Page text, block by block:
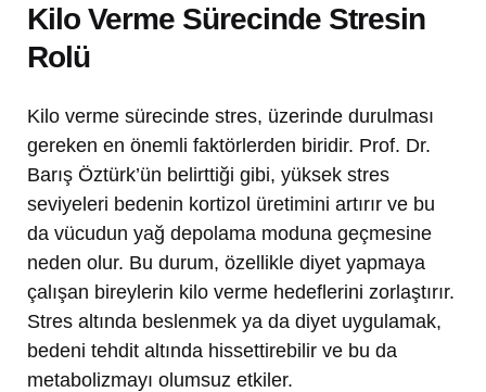
Kilo Verme Sürecinde Stresin
Rolü
Kilo verme sürecinde stres, üzerinde durulması
gereken en önemli faktörlerden biridir. Prof. Dr.
Barış Öztürk’ün belirttiği gibi, yüksek stres
seviyeleri bedenin kortizol üretimini artırır ve bu
da vücudun yağ depolama moduna geçmesine
neden olur. Bu durum, özellikle diyet yapmaya
çalışan bireylerin kilo verme hedeflerini zorlaştırır.
Stres altında beslenmek ya da diyet uygulamak,
bedeni tehdit altında hissettirebilir ve bu da
metabolizmayı olumsuz etkiler.